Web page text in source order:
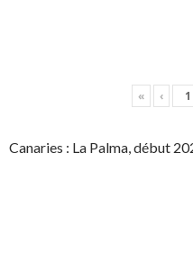
« ‹
Canaries : La Palma, début